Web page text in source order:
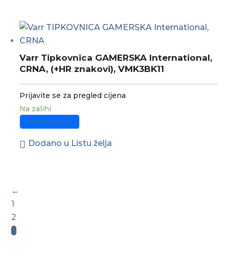
Varr Tipkovnica GAMERSKA International,
CRNA, (+HR znakovi), VMK3BK11
Prijavite se za pregled cijena
Na zalihi
Pročitaj više
Dodano u Listu želja
←
1
2
3